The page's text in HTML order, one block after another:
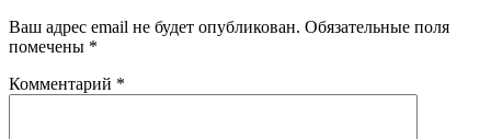
Ваш адрес email не будет опубликован. Обязательные поля
помечены *
Комментарий *